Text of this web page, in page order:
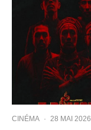
CINÉMA · 28 MAI 2026